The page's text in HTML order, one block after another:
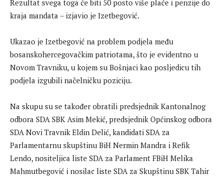
Rezultat svega toga će biti 50 posto više plaće i penzije do
kraja mandata – izjavio je Izetbegović.
Ukazao je Izetbegović na problem podjela među
bosanskohercegovačkim patriotama, što je evidentno u
Novom Travniku, u kojem su Bošnjaci kao posljedicu tih
podjela izgubili načelničku poziciju.
Na skupu su se također obratili predsjednik Kantonalnog
odbora SDA SBK Asim Mekić, predsjednik Općinskog odbora
SDA Novi Travnik Eldin Delić, kandidati SDA za
Parlamentarnu skupštinu BiH Nermin Mandra i Refik
Lendo, nositeljica liste SDA za Parlament FBiH Melika
Mahmutbegović i nosilac liste SDA za Skupštinu SBK Tahir